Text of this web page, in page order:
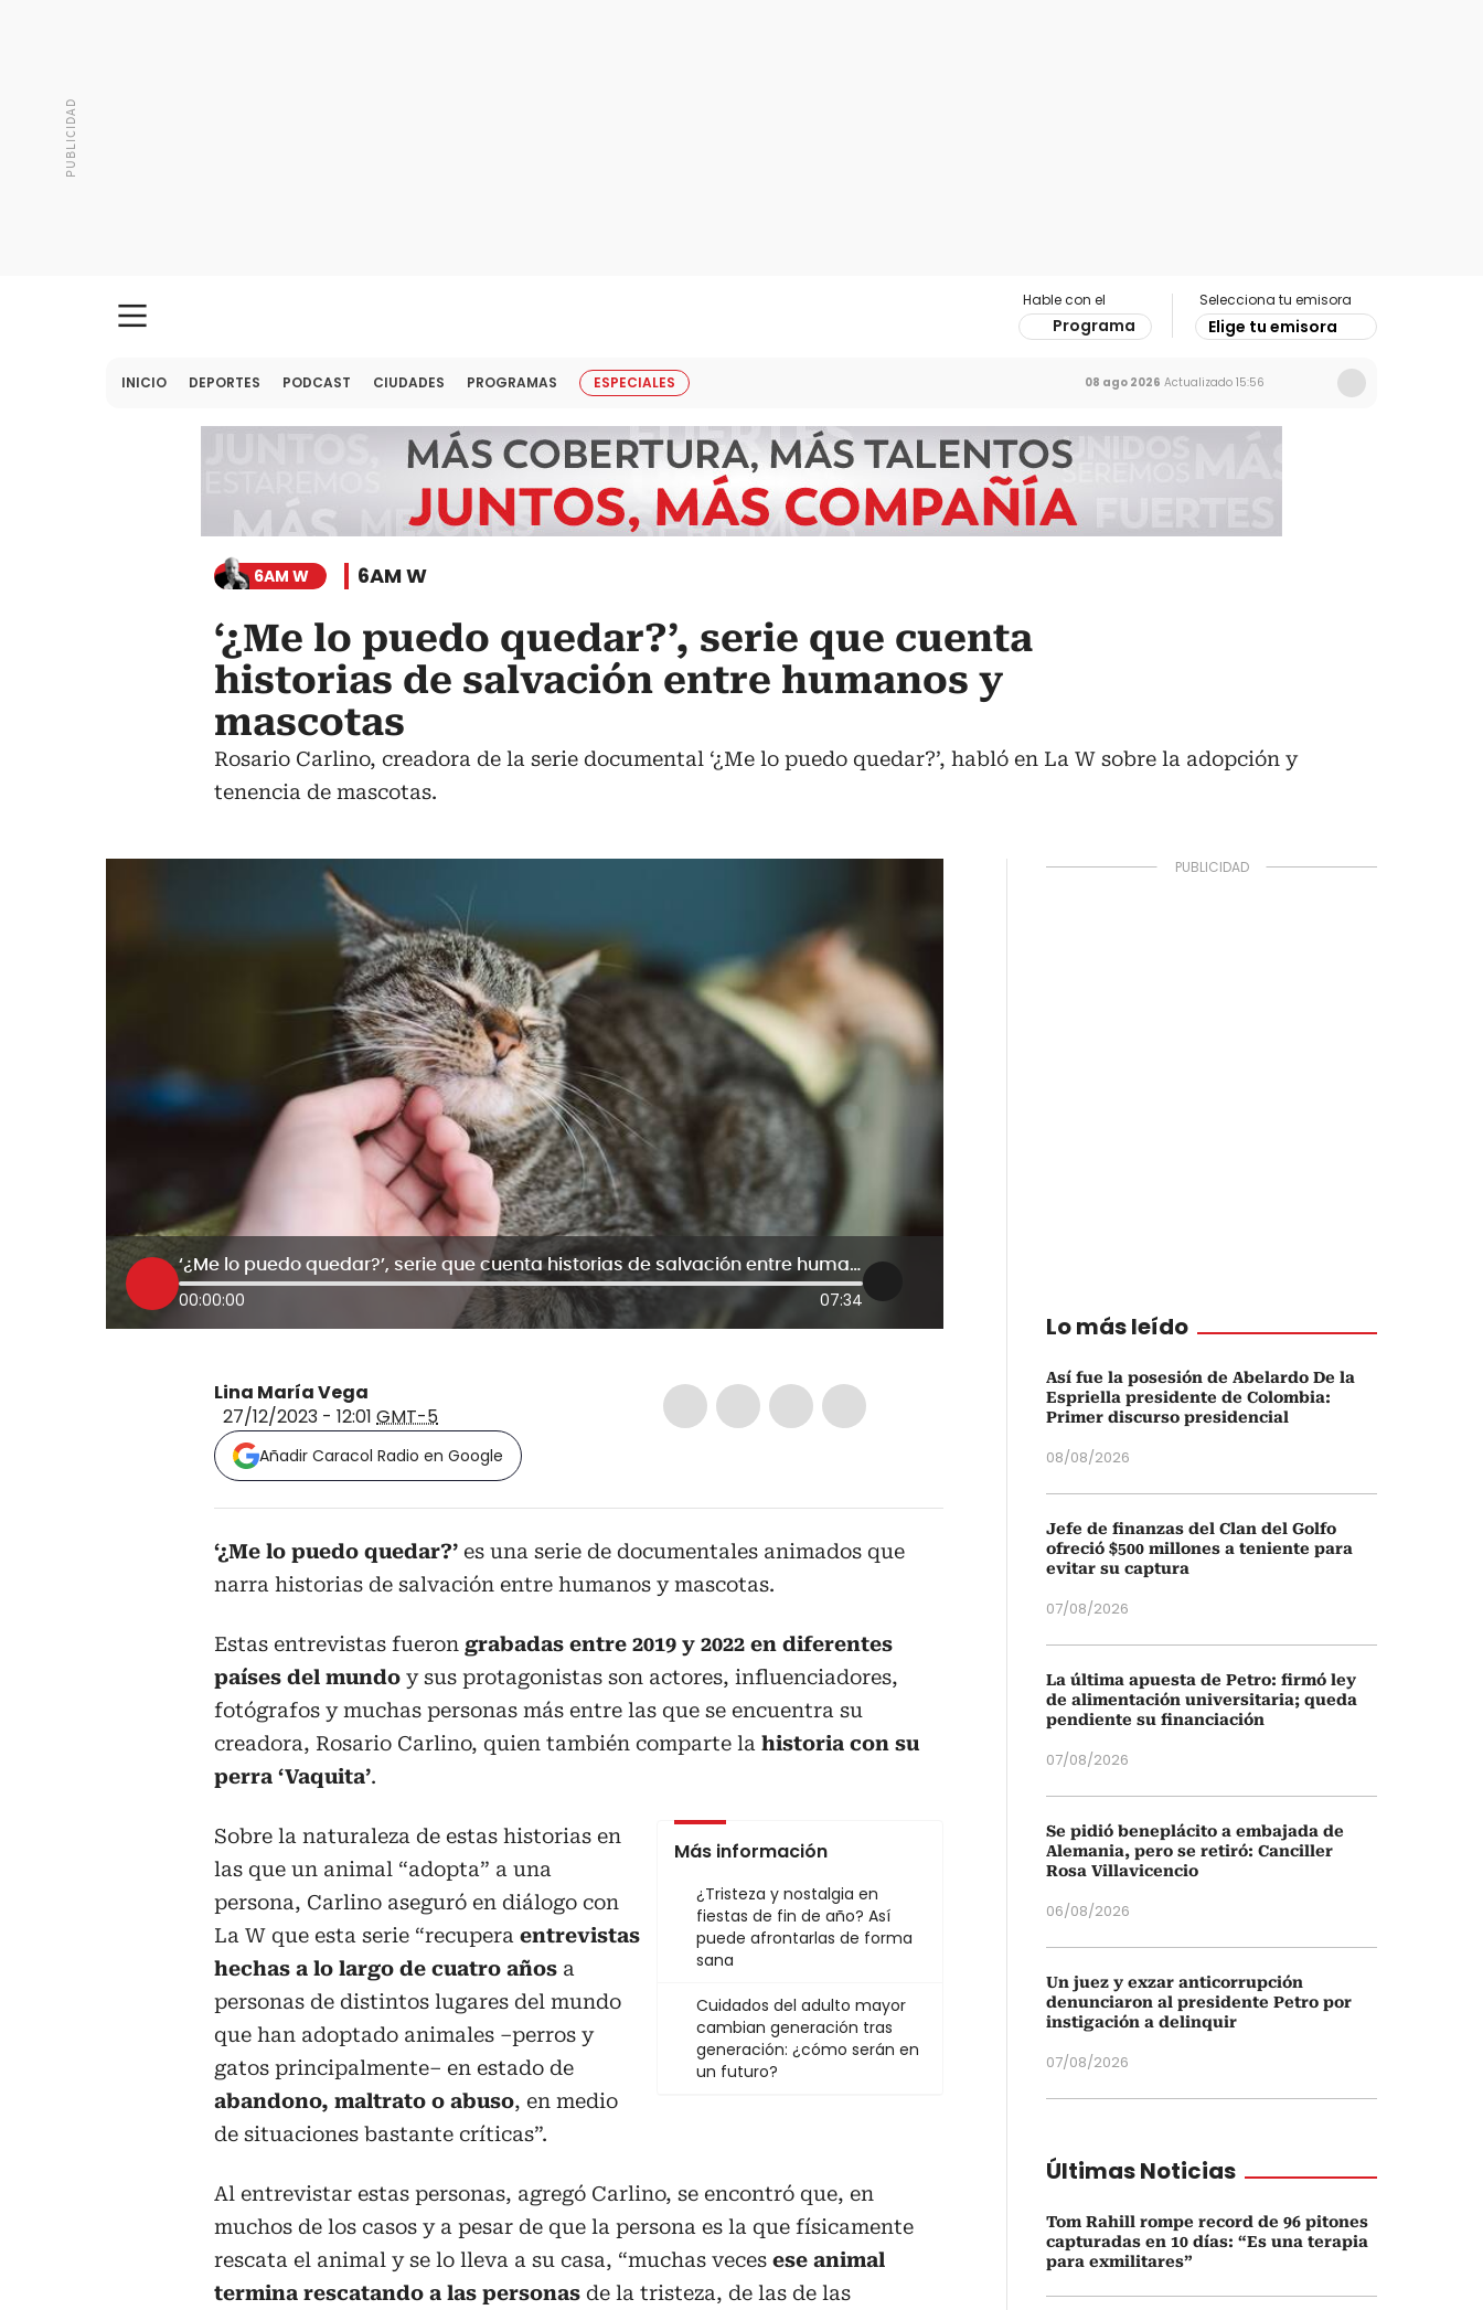
Hable con el
Programa
Selecciona tu emisora
Elige tu emisora
INICIO DEPORTES PODCAST CIUDADES PROGRAMAS ESPECIALES 08 ago 2026 Actualizado 15:56
6AM W 6AM W
‘¿Me lo puedo quedar?’, serie que cuenta
historias de salvación entre humanos y
mascotas
Rosario Carlino, creadora de la serie documental ‘¿Me lo puedo quedar?’, habló en La W sobre la adopción y
tenencia de mascotas.
‘¿Me lo puedo quedar?’, serie que cuenta historias de salvación entre humanos y mascotas
00:00:00 07:34
Lina María Vega
27/12/2023 - 12:01 GMT-5
Añadir Caracol Radio en Google
‘¿Me lo puedo quedar?’ es una serie de documentales animados que
narra historias de salvación entre humanos y mascotas.
Estas entrevistas fueron grabadas entre 2019 y 2022 en diferentes
países del mundo y sus protagonistas son actores, influenciadores,
fotógrafos y muchas personas más entre las que se encuentra su
creadora, Rosario Carlino, quien también comparte la historia con su
perra ‘Vaquita’.
Más información
¿Tristeza y nostalgia en
fiestas de fin de año? Así
puede afrontarlas de forma
sana
Cuidados del adulto mayor
cambian generación tras
generación: ¿cómo serán en
un futuro?
Sobre la naturaleza de estas historias en
las que un animal “adopta” a una
persona, Carlino aseguró en diálogo con
La W que esta serie “recupera entrevistas
hechas a lo largo de cuatro años a
personas de distintos lugares del mundo
que han adoptado animales –perros y
gatos principalmente– en estado de
abandono, maltrato o abuso, en medio
de situaciones bastante críticas”.
Al entrevistar estas personas, agregó Carlino, se encontró que, en
muchos de los casos y a pesar de que la persona es la que físicamente
rescata el animal y se lo lleva a su casa, “muchas veces ese animal
termina rescatando a las personas de la tristeza, de las de las
Lo más leído
Así fue la posesión de Abelardo De la
Espriella presidente de Colombia:
Primer discurso presidencial
08/08/2026
Jefe de finanzas del Clan del Golfo
ofreció $500 millones a teniente para
evitar su captura
07/08/2026
La última apuesta de Petro: firmó ley
de alimentación universitaria; queda
pendiente su financiación
07/08/2026
Se pidió beneplácito a embajada de
Alemania, pero se retiró: Canciller
Rosa Villavicencio
06/08/2026
Un juez y exzar anticorrupción
denunciaron al presidente Petro por
instigación a delinquir
07/08/2026
Últimas Noticias
Tom Rahill rompe record de 96 pitones
capturadas en 10 días: “Es una terapia
para exmilitares”